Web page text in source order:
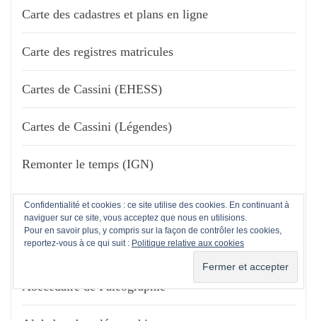
Carte des cadastres et plans en ligne
Carte des registres matricules
Cartes de Cassini (EHESS)
Cartes de Cassini (Légendes)
Remonter le temps (IGN)
PALÉOGRAPHIE
Abécédaire de Paléographie
Confidentialité et cookies : ce site utilise des cookies. En continuant à
naviguer sur ce site, vous acceptez que nous en utilisions.
Pour en savoir plus, y compris sur la façon de contrôler les cookies,
reportez-vous à ce qui suit : Politique relative aux cookies